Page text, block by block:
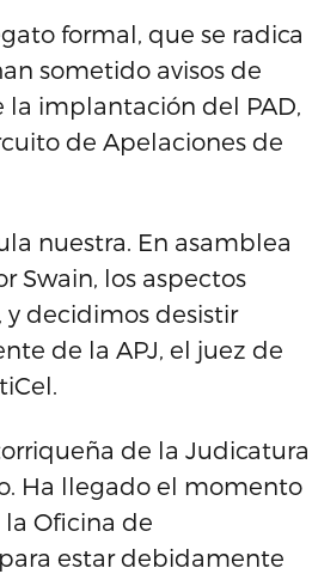
formal, que se radica
sometido avisos de
implantación del PAD,
de Apelaciones de
nuestra. En asamblea
Swain, los aspectos
decidimos desistir
de la APJ, el juez de
de la Judicatura
Ha llegado el momento
Oficina de
estar debidamente